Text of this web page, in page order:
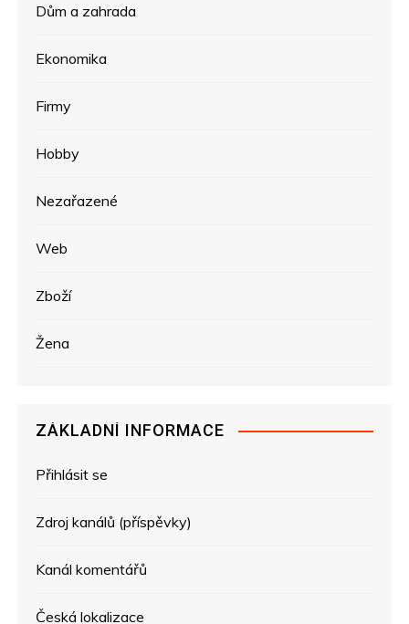
Dům a zahrada
Ekonomika
Firmy
Hobby
Nezařazené
Web
Zboží
Žena
ZÁKLADNÍ INFORMACE
Přihlásit se
Zdroj kanálů (příspěvky)
Kanál komentářů
Česká lokalizace